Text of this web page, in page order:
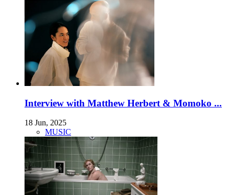
Interview with Matthew Herbert & Momoko ...
18 Jun, 2025
MUSIC